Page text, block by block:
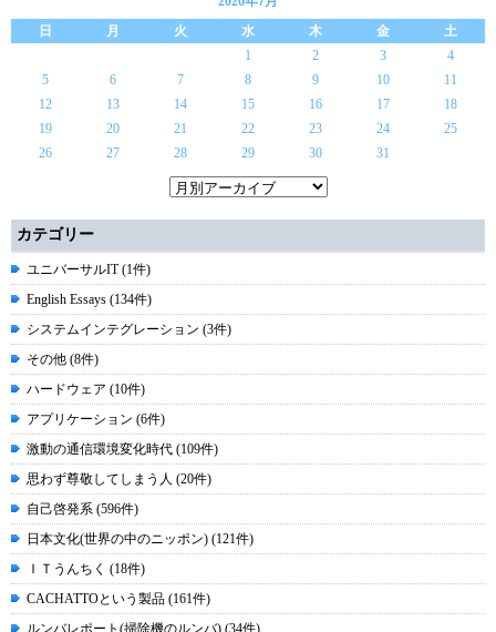
日
月 火 水 木 金
土
1
2 3
4
5
6 7 8 9 10
11
12
13 14 15 16 17
18
19
20 21 22 23 24
25
26
27 28 29 30 31
カテゴリー
ユニバーサルIT (1件)
English Essays (134件)
システムインテグレーション (3件)
その他 (8件)
ハードウェア (10件)
アプリケーション (6件)
激動の通信環境変化時代 (109件)
思わず尊敬してしまう人 (20件)
自己啓発系 (596件)
日本文化(世界の中のニッポン) (121件)
ＩＴうんちく (18件)
CACHATTOという製品 (161件)
ルンバレポート(掃除機のルンバ) (34件)